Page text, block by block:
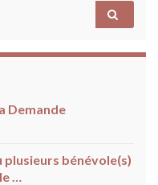
Demande
plusieurs bénévole(s)
…